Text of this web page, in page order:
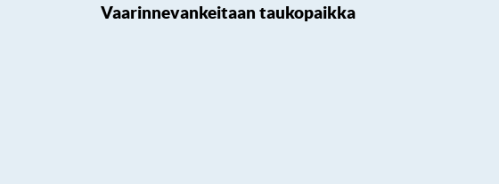
Vaarinnevankeitaan taukopaikka